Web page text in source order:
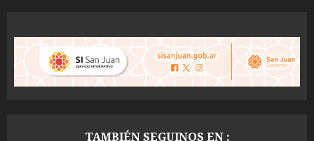
TAMBIÉN SEGUINOS EN :